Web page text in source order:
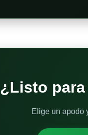
¿Listo para
Elige un apodo